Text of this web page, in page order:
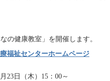
の健康教室」を開催します。
福祉センターホームページ
23日（木）15：00～